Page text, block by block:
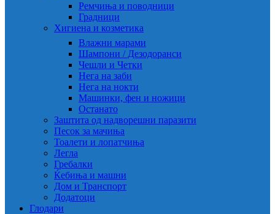
Ремчиња и поводници
Градници
Хигиена и козметика
Влажни марами
Шампони / Дезодоранси
Чешли и Четки
Нега на заби
Нега на нокти
Машинки, фен и ножици
Останато
Заштита од надворешни паразити
Песок за мачиња
Тоалети и лопатчиња
Легла
Гребалки
Ќебиња и машни
Дом и Транспорт
Додатоци
Глодари